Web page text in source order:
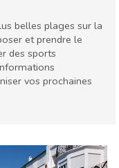
belles plages sur la
et prendre le
des sports
vos prochaines
famille